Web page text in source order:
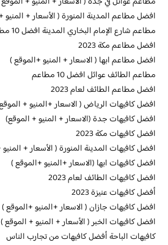
افضل مطاعم المدينة المنورة ( الأسعار + المنيو
مطاعم شارع الإمام البخاري المدينة افضل 10 مطاعم ينصح بها
افضل مطاعم مكة 2023
افضل مطاعم ابها ( الاسعار + المنيو +الموقع )
مطاعم الطائف عوائل افضل 10 مطاعم
افضل مطاعم الطائف لعام 2023
افضل كافيهات الرياض ( الاسعار +المنيو +
افضل كافيهات جدة (الاسعار + المنيو + الموقع)
افضل كافيهات مكة 2023
افضل كافيهات المدينة المنورة ( الأسعار +
افضل كافيهات ابها (الاسعار +المنيو +الموقع )
افضل كافيهات الطائف لعام 2023
أفضل كافيهات عنيزة 2023
افضل كافيهات جازان ( الاسعار +المنيو +الموقع )
افضل كافيهات الخبر ( الأسعار + المنيو + الموقع )
كافيهات الباحة أفضل كافيهات من تجارب الناس